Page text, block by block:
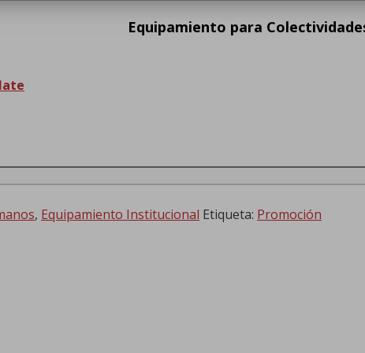
Equipamiento para
, Equipamiento Institucional Etiqueta: Promoción